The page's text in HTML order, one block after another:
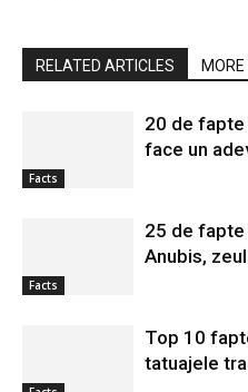
RELATED ARTICLES
Facts
20 de
face un
Facts
25 de
Anubis,
Top 10
tatuajele